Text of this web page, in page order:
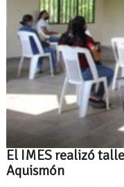
El IMES realizó
Aquismón